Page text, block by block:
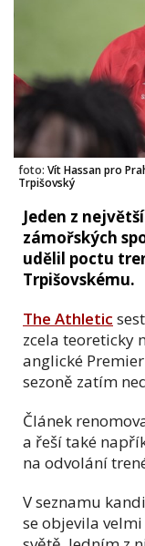
foto: Vít Hassan pro
Trpišovský
Jeden z
zámořských
udělil poctu
Trpišovskému.
The Athletic
zcela teoreticky
anglické
sezoně zatím
Článek
a řeší také
na odvolání
V seznamu
se objevila